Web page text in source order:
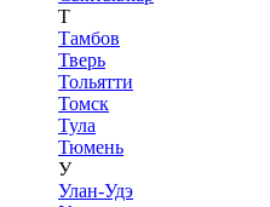
Т
Тамбов
Тверь
Тольятти
Томск
Тула
Тюмень
У
Улан-Удэ